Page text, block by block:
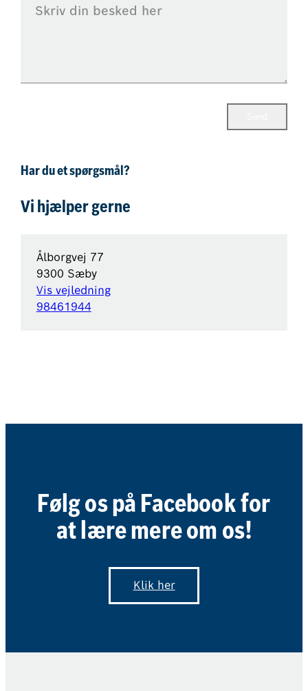
Har du et spørgsmål?
Vi hjælper gerne
Ålborgvej 77
9300 Sæby
Vis vejledning
98461944
Ålborgvej 77
9300 Sæby
Følg os på Facebook for
at lære mere om os!
Klik her